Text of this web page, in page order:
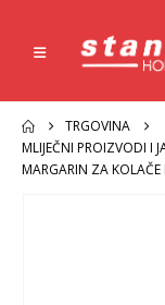
TRGOVINA
MLIJEČNI PROIZVODI I
MARGARIN ZA